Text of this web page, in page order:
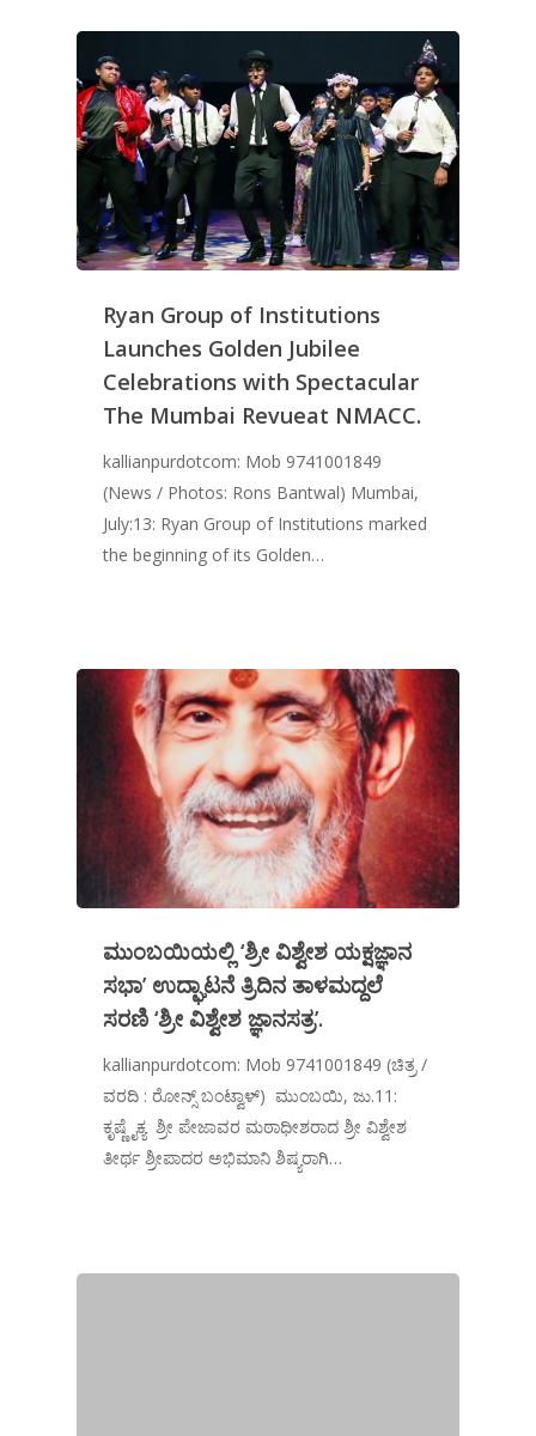
Ryan Group of Institutions
Launches Golden Jubilee
Celebrations with Spectacular
The Mumbai Revueat NMACC.
kallianpurdotcom: Mob 9741001849
(News / Photos: Rons Bantwal) Mumbai,
July:13: Ryan Group of Institutions marked
the beginning of its Golden…
ಮುಂಬಯಿಯಲ್ಲಿ ‘ಶ್ರೀ ವಿಶ್ವೇಶ ಯಕ್ಷಜ್ಞಾನ
ಸಭಾ’ ಉದ್ಘಾಟನೆ ತ್ರಿದಿನ ತಾಳಮದ್ದಲೆ
ಸರಣಿ ‘ಶ್ರೀ ವಿಶ್ವೇಶ ಜ್ಞಾನಸತ್ರ’.
kallianpurdotcom: Mob 9741001849 (ಚಿತ್ರ /
ವರದಿ : ರೋನ್ಸ್ ಬಂಟ್ವಾಳ್) ಮುಂಬಯಿ, ಜು.11:
ಕೃಷ್ಣೈಕ್ಯ ಶ್ರೀ ಪೇಜಾವರ ಮಠಾಧೀಶರಾದ ಶ್ರೀ ವಿಶ್ವೇಶ
ತೀರ್ಥ ಶ್ರೀಪಾದರ ಅಭಿಮಾನಿ ಶಿಷ್ಯರಾಗಿ…